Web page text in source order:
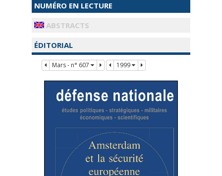
NUMÉRO EN LECTURE
ABSTRACTS
ÉDITORIAL
Mars - n° 607 1999